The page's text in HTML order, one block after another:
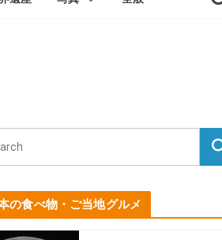
の食べ物・ご当地グルメ